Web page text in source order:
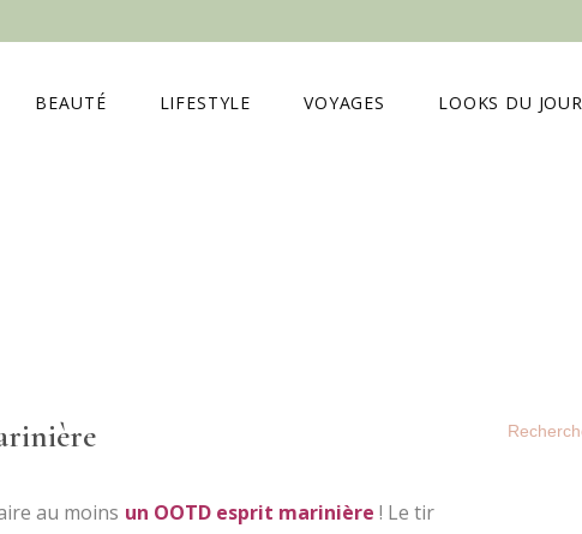
BEAUTÉ LIFESTYLE VOYAGES LOOKS DU JOUR
au moins un OOTD esprit marinière ! Le tir
for: